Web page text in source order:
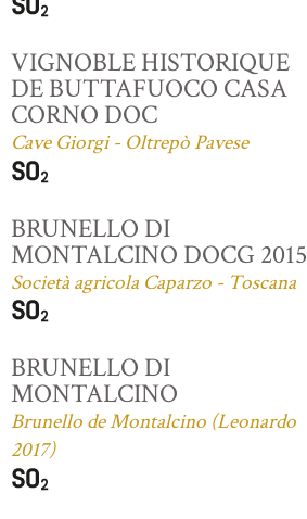
VIGNOBLE HISTORIQUE
DE BUTTAFUOCO CASA
CORNO DOC
Cave Giorgi - Oltrepò Pavese
BRUNELLO DI
MONTALCINO DOCG 2015
Società agricola Caparzo - Toscana
BRUNELLO DI
MONTALCINO
Brunello de Montalcino (Leonardo
2017)